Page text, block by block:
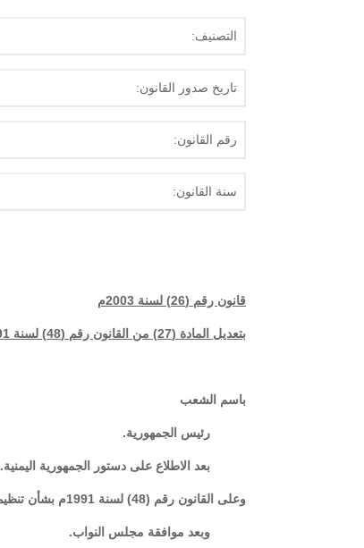
التصنيف:
تاريخ صدور القانون:
رقم القانون:
سنة القانون:
قانون رقم (26) لسنة 2003م
بتعديل المادة (27) من القانون رقم (48) لسنة 1991م بشأن تنظيم السجون
باسم الشعب
رئيس الجمهورية.
بعد الاطلاع على دستور الجمهورية اليمنية.
وعلى القانون رقم (48) لسنة 1991م بشأن تنظيم السجون
وبعد موافقة مجلس النواب.